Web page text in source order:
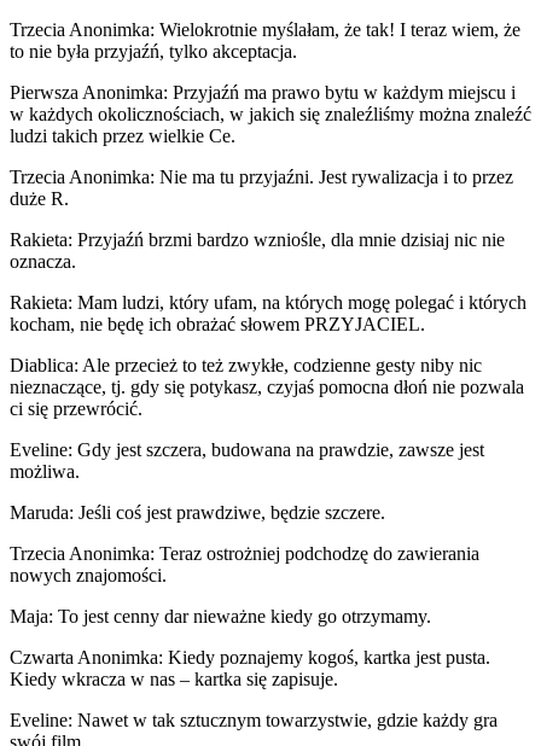
Trzecia Anonimka: Wielokrotnie myślałam, że tak! I teraz wiem, że
to nie była przyjaźń, tylko akceptacja.
Pierwsza Anonimka: Przyjaźń ma prawo bytu w każdym miejscu i
w każdych okolicznościach, w jakich się znaleźliśmy można znaleźć
ludzi takich przez wielkie Ce.
Trzecia Anonimka: Nie ma tu przyjaźni. Jest rywalizacja i to przez
duże R.
Rakieta: Przyjaźń brzmi bardzo wzniośle, dla mnie dzisiaj nic nie
oznacza.
Rakieta: Mam ludzi, który ufam, na których mogę polegać i których
kocham, nie będę ich obrażać słowem PRZYJACIEL.
Diablica: Ale przecież to też zwykłe, codzienne gesty niby nic
nieznaczące, tj. gdy się potykasz, czyjaś pomocna dłoń nie pozwala
ci się przewrócić.
Eveline: Gdy jest szczera, budowana na prawdzie, zawsze jest
możliwa.
Maruda: Jeśli coś jest prawdziwe, będzie szczere.
Trzecia Anonimka: Teraz ostrożniej podchodzę do zawierania
nowych znajomości.
Maja: To jest cenny dar nieważne kiedy go otrzymamy.
Czwarta Anonimka: Kiedy poznajemy kogoś, kartka jest pusta.
Kiedy wkracza w nas – kartka się zapisuje.
Eveline: Nawet w tak sztucznym towarzystwie, gdzie każdy gra
swój film.